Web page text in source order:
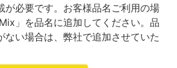
が必要です。お客様品名ご利用の場
」を品名に追加してください。品
ない場合は、弊社で追加させていた